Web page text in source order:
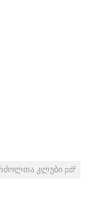
კლუბი pdf